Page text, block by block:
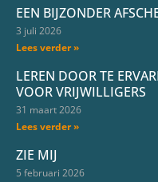
EEN BIJZONDER
3 juli 2026
Lees verder »
LEREN DOOR TE
VOOR VRIJWILLIGERS
31 maart 2026
Lees verder »
ZIE MIJ
5 februari 2026